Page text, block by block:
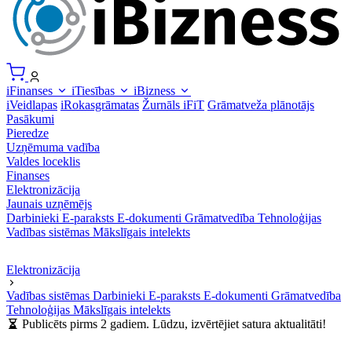
iFinanses iTiesības
iBizness
iVeidlapas iRokasgrāmatas Žurnāls iFiT Grāmatveža plānotājs
Pasākumi
Pieredze
Uzņēmuma vadība
Valdes loceklis
Finanses
Elektronizācija
Jaunais uzņēmējs
Darbinieki E-paraksts E-dokumenti Grāmatvedība Tehnoloģijas
Vadības sistēmas Mākslīgais intelekts
Elektronizācija
Vadības sistēmas Darbinieki E-paraksts E-dokumenti Grāmatvedība
Tehnoloģijas Mākslīgais intelekts
Publicēts pirms 2 gadiem. Lūdzu, izvērtējiet satura aktualitāti!